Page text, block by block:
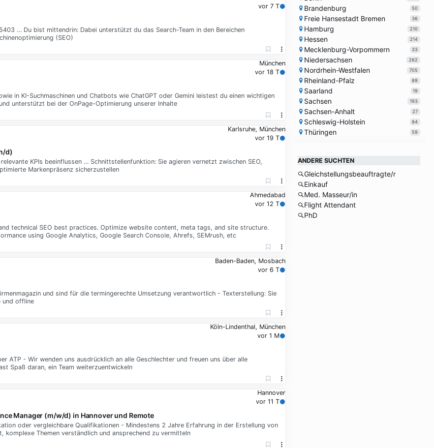
vor 7 T
… Du bist mittendrin: Dabei unterstützt du das Search-Team in den Bereichen
(SEO)
München
vor 18 T
in KI-Suchmaschinen und Chatbots wie ChatGPT oder Gemini leistest du einen wichtigen
unterstützt bei der OnPage-Optimierung unserer Inhalte
Karlsruhe, München
vor 19 T
d)
KPIs beeinflussen … Schnittstellenfunktion: Sie agieren vernetzt zwischen SEO,
Markenpräsenz sicherzustellen
Ahmedabad
vor 12 T
technical SEO best practices. Optimize website content, meta tags, and site structure.
using Google Analytics, Google Search Console, Ahrefs, SEMrush, etc
Baden-Baden, Mosbach
vor 6 T
und sind für die termingerechte Umsetzung verantwortlich - Texterstellung: Sie
und offline
Köln-Lindenthal, München
vor 1 M
ATP - Wir wenden uns ausdrücklich an alle Geschlechter und freuen uns über alle
Spaß daran, ein Team weiterzuentwickeln
Hannover
vor 11 T
Manager (m/w/d) in Hannover und Remote
oder vergleichbare Qualifikationen - Mindestens 2 Jahre Erfahrung in der Erstellung von
komplexe Themen verständlich und ansprechend zu vermitteln
Brandenburg 50
Freie Hansestadt Bremen 36
Hamburg 210
Hessen 214
Mecklenburg-Vorpommern 33
Niedersachsen 262
Nordrhein-Westfalen 705
Rheinland-Pfalz 89
Saarland 19
Sachsen 193
Sachsen-Anhalt 27
Schleswig-Holstein 84
Thüringen 59
ANDERE SUCHTEN
Gleichstellungsbeauftragte/r
Einkauf
Med. Masseur/in
Flight Attendant
PhD